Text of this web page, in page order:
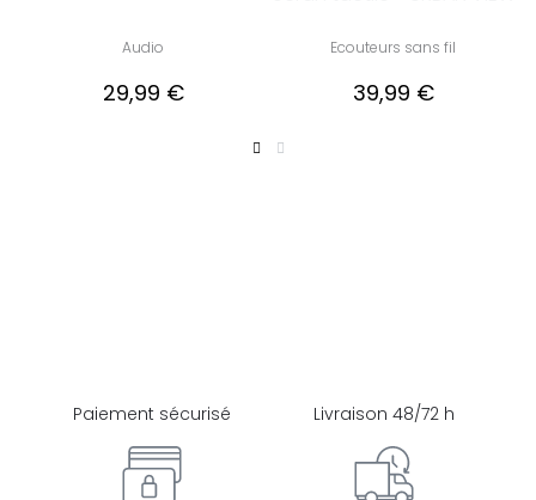
Audio
29,99 €
Ecouteurs sans fil
39,99 €
Paiement sécurisé Livraison 48/72 h